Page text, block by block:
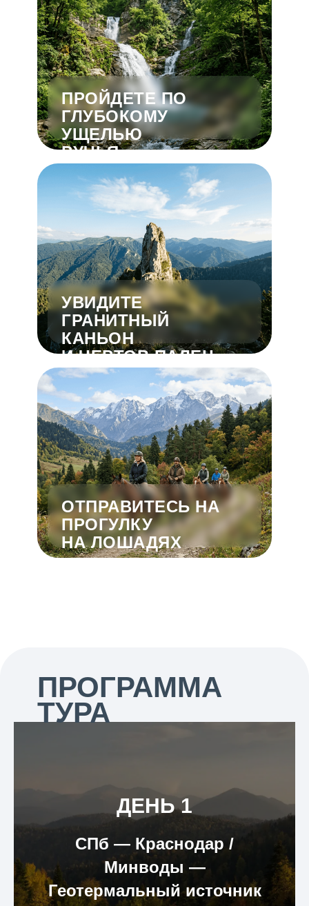
ПРОЙДЕТЕ ПО
ГЛУБОКОМУ
УЩЕЛЬЮ
РУЧЬЯ
УВИДИТЕ
ГРАНИТНЫЙ
КАНЬОН
И ЧЕРТОВ ПАЛЕЦ
ОТПРАВИТЕСЬ НА
ПРОГУЛКУ
НА ЛОШАДЯХ
ПРОГРАММА
ТУРА
ДЕНЬ 1
СПб ― Краснодар /
Минводы ―
Геотермальный источник